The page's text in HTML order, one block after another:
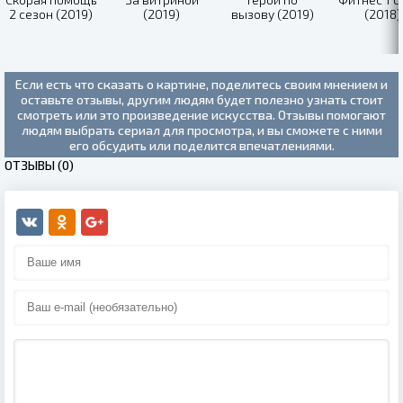
2 сезон (2019)
(2019)
вызову (2019)
(2018)
Если есть что сказать о картине, поделитесь своим мнением и
оставьте отзывы, другим людям будет полезно узнать стоит
смотреть или это произведение искусства. Отзывы помогают
людям выбрать сериал для просмотра, и вы сможете с ними
его обсудить или поделится впечатлениями.
ОТЗЫВЫ (0)